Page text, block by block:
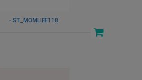
- ST_MOMLIFE118